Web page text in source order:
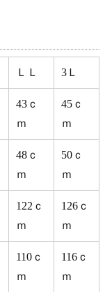
ＬＬ 3Ｌ
43ｃ
ｍ
45ｃ
ｍ
48ｃ
ｍ
50ｃ
ｍ
122ｃ
ｍ
126ｃ
ｍ
110ｃ
ｍ
116ｃ
ｍ